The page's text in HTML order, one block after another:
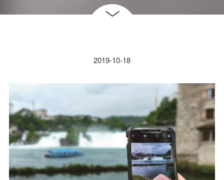
2019-10-18